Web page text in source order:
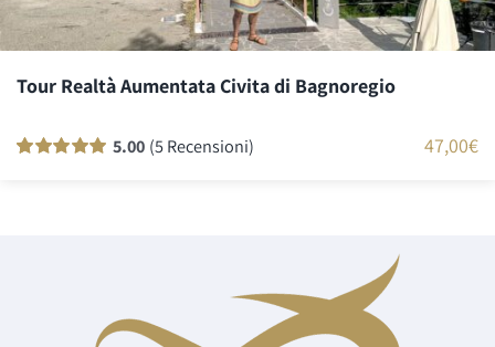
Tour Realtà Aumentata Civita di Bagnoregio
5.00 (5 Recensioni) 47,00€